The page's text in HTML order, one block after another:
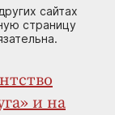
сайтах
страницу
и на